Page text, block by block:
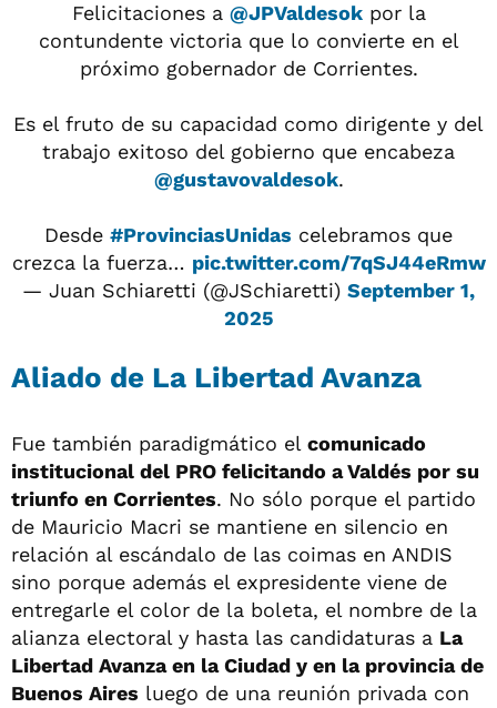
Felicitaciones a @JPValdesokpor la
contundente victoria que lo convierte en el
próximo gobernador de Corrientes.
Es el fruto de su capacidad como dirigente y del
trabajo exitoso del gobierno que encabeza
@gustavovaldesok.
Desde #ProvinciasUnidas celebramos que
crezca la fuerza… pic.twitter.com/7qSJ44eRmw
— Juan Schiaretti (@JSchiaretti) September 1,
2025
Aliado de La Libertad Avanza
Fue también paradigmático el comunicado
institucional del PRO felicitando a Valdés por su
triunfo en Corrientes. No sólo porque el partido
de Mauricio Macri se mantiene en silencio en
relación al escándalo de las coimas en ANDIS
sino porque además el expresidente viene de
entregarle el color de la boleta, el nombre de la
alianza electoral y hasta las candidaturas a La
Libertad Avanza en la Ciudad y en la provincia de
Buenos Aires luego de una reunión privada con